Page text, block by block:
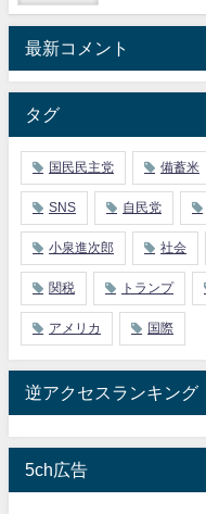
最新コメント
タグ
国民民主党 備蓄米
SNS 自民党
小泉進次郎 社会
関税 トランプ
アメリカ 国際
逆アクセスランキング
5ch広告